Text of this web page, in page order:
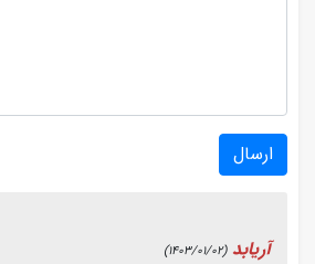
ارسال
آریابد(1403/01/02)